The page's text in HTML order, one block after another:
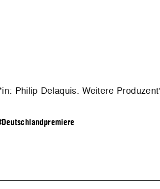
Philip Delaquis. Weitere